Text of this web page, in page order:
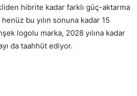
hibrite kadar farklı güç-aktarma
bu yılın sonuna kadar 15
logolu marka, 2028 yılına kadar
da taahhüt ediyor.